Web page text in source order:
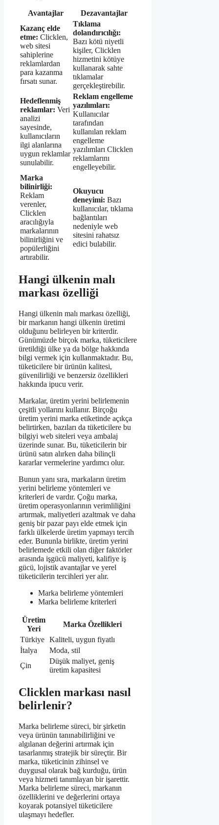
Avantajlar
Dezavantajlar
Kazanç elde
etme: Clicklen,
web sitesi
sahiplerine
reklamlardan
para kazanma
fırsatı sunar.
Tıklama
dolandırıcılığı:
Bazı kötü niyetli
kişiler, Clicklen
hizmetini kötüye
kullanarak sahte
tıklamalar
gerçekleştirebilir.
Hedeflenmiş
reklamlar: Veri
analizi
sayesinde,
kullanıcıların
ilgi alanlarına
uygun reklamlar
sunulabilir.
Reklam engelleme
yazılımları:
Kullanıcılar
tarafından
kullanılan reklam
engelleme
yazılımları Clicklen
reklamlarını
engelleyebilir.
Marka
bilinirliği:
Reklam
verenler,
Clicklen
aracılığıyla
markalarının
bilinirliğini ve
popülerliğini
artırabilir.
Okuyucu
deneyimi: Bazı
kullanıcılar, tıklama
bağlantıları
nedeniyle web
sitesini rahatsız
edici bulabilir.
Hangi ülkenin malı
markası özelliği
Hangi ülkenin malı markası özelliği,
bir markanın hangi ülkenin üretimi
olduğunu belirleyen bir kriterdir.
Günümüzde birçok marka, tüketicilere
üretildiği ülke ya da bölge hakkında
bilgi vermek için kullanmaktadır. Bu,
tüketicilere bir ürünün kalitesi,
güvenilirliği ve benzersiz özellikleri
hakkında ipucu verir.
Markalar, üretim yerini belirlemenin
çeşitli yollarını kullanır. Birçoğu
üretim yerini marka etiketinde açıkça
belirtirken, bazıları da tüketicilere bu
bilgiyi web siteleri veya ambalaj
üzerinde sunar. Bu, tüketicilerin bir
ürünü satın alırken daha bilinçli
kararlar vermelerine yardımcı olur.
Bunun yanı sıra, markaların üretim
yerini belirleme yöntemleri ve
kriterleri de vardır. Çoğu marka,
üretim operasyonlarının verimliliğini
artırmak, maliyetleri azaltmak ve daha
geniş bir pazar payı elde etmek için
farklı ülkelerde üretim yapmayı tercih
eder. Bununla birlikte, üretim yerini
belirlemede etkili olan diğer faktörler
arasında işgücü maliyeti, kalifiye iş
gücü, lojistik avantajlar ve yerel
tüketicilerin tercihleri yer alır.
Marka belirleme yöntemleri
Marka belirleme kriterleri
Üretim
Yeri
Marka Özellikleri
Türkiye Kaliteli, uygun fiyatlı
İtalya
Moda, stil
Çin
Düşük maliyet, geniş
üretim kapasitesi
Clicklen markası nasıl
belirlenir?
Marka belirleme süreci, bir şirketin
veya ürünün tanınabilirliğini ve
algılanan değerini artırmak için
tasarlanmış stratejik bir süreçtir. Bir
marka, tüketicinin zihinsel ve
duygusal olarak bağ kurduğu, ürün
veya hizmeti tanımlayan bir işarettir.
Marka belirleme süreci, markanın
özelliklerini ve değerlerini ortaya
koyarak potansiyel tüketicilere
ulaşmayı hedefler.